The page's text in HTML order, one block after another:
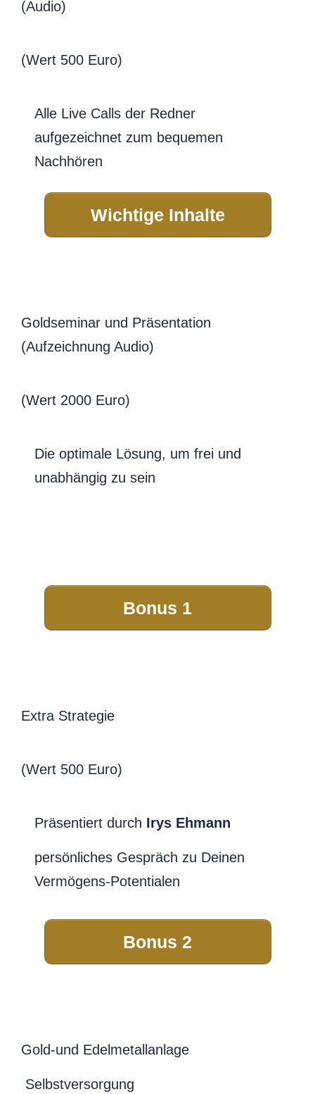
(Audio)
(Wert 500 Euro)
Alle Live Calls der Redner
aufgezeichnet zum bequemen
Nachhören
Wichtige Inhalte
Goldseminar und Präsentation
(Aufzeichnung Audio)
(Wert 2000 Euro)
Die optimale Lösung, um frei und
unabhängig zu sein
Bonus 1
Extra Strategie
(Wert 500 Euro)
Präsentiert durch Irys Ehmann
persönliches Gespräch zu Deinen
Vermögens-Potentialen
Bonus 2
Gold-und Edelmetallanlage
Selbstversorgung